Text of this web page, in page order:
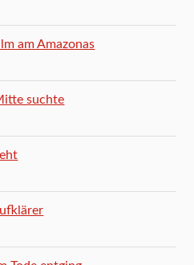
am Amazonas
suchte